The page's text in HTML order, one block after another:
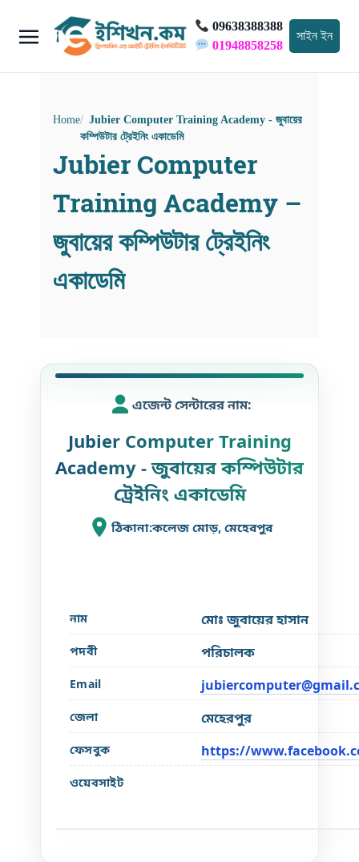
09638388388
01948858258
সাইন ইন
Home
Jubier Computer Training Academy - জুবায়ের
কম্পিউটার ট্রেইনিং একাডেমি
Jubier Computer
Training Academy –
জুবায়ের কম্পিউটার ট্রেইনিং
একাডেমি
এজেন্ট সেন্টারের নাম:
Jubier Computer Training
Academy - জুবায়ের কম্পিউটার
ট্রেইনিং একাডেমি
ঠিকানা:কলেজ মোড়, মেহেরপুর
নাম মোঃ জুবায়ের হাসান
পদবী পরিচালক
Email
জেলা মেহেরপুর
ফেসবুক https://
ওয়েবসাইট